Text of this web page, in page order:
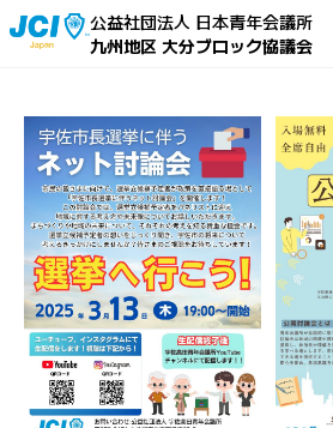
公益社団法人 日本青年会議所
九州地区 大分ブロック協議会